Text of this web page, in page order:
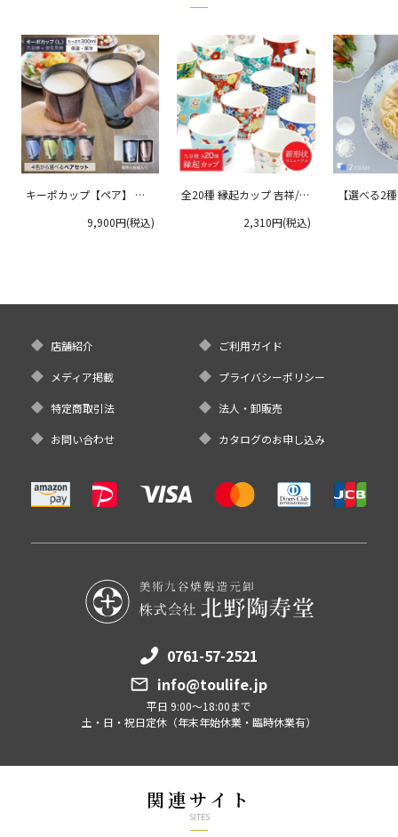
キーポカップ【ペア】 ラ
9,900円(税込)
全20種 縁起カップ 吉祥/青
2,310円(税込)
【選べる2
店舗紹介 ご利用ガイド
メディア掲載 プライバシーポリシー
特定商取引法 法人・卸販売
お問い合わせ カタログのお申し込み
0761-57-2521
info@toulife.jp
平日 9:00～18:00まで
土・日・祝日定休（年末年始休業・臨時休業有）
関連サイト
SITES